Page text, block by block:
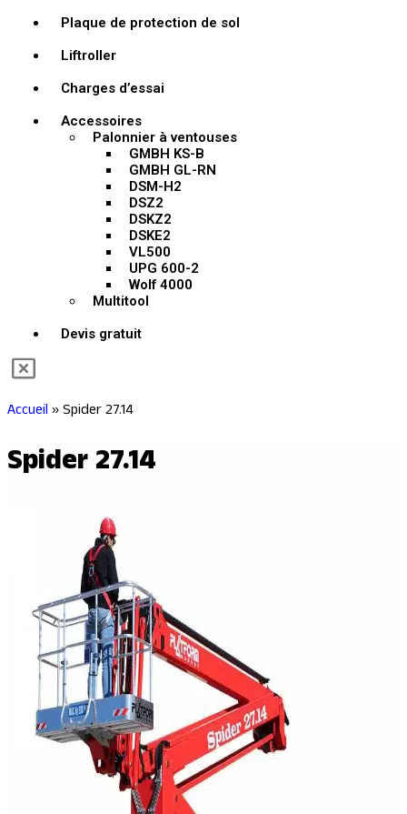
Plaque de protection de sol
Liftroller
Charges d’essai
Accessoires
Palonnier à ventouses
GMBH KS-B
GMBH GL-RN
DSM-H2
DSZ2
DSKZ2
DSKE2
VL500
UPG 600-2
Wolf 4000
Multitool
Devis gratuit
Accueil »Spider 27.14
Spider 27.14